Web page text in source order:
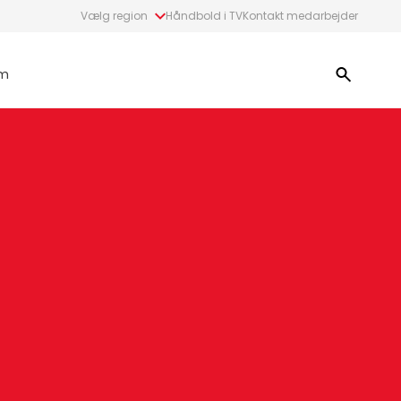
Vælg region Håndbold i TVKontakt medarbejder